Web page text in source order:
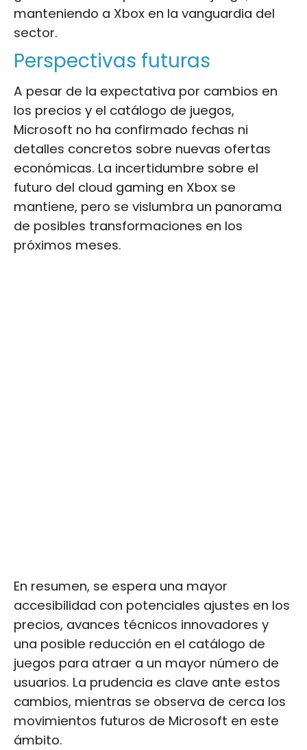
manteniendo a Xbox en la vanguardia del
sector.
Perspectivas futuras
A pesar de la expectativa por cambios en
los precios y el catálogo de juegos,
Microsoft no ha confirmado fechas ni
detalles concretos sobre nuevas ofertas
económicas. La incertidumbre sobre el
futuro del cloud gaming en Xbox se
mantiene, pero se vislumbra un panorama
de posibles transformaciones en los
próximos meses.
En resumen, se espera una mayor
accesibilidad con potenciales ajustes en los
precios, avances técnicos innovadores y
una posible reducción en el catálogo de
juegos para atraer a un mayor número de
usuarios. La prudencia es clave ante estos
cambios, mientras se observa de cerca los
movimientos futuros de Microsoft en este
ámbito.